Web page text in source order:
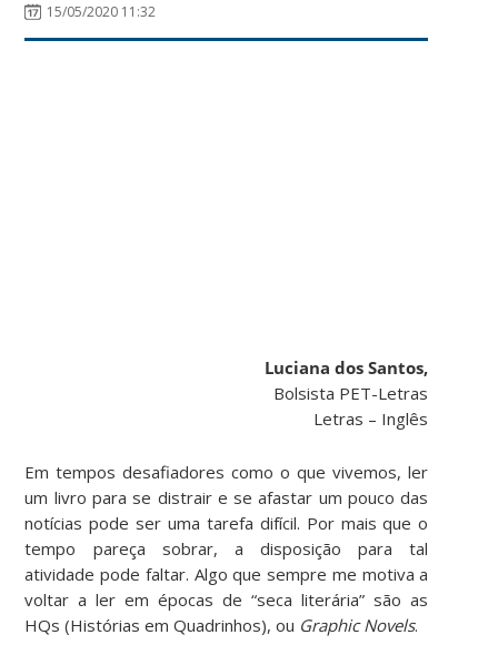
15/05/2020 11:32
Luciana dos Santos,
Bolsista PET-Letras
Letras – Inglês
Em tempos desafiadores como o que vivemos, ler
um livro para se distrair e se afastar um pouco das
notícias pode ser uma tarefa difícil. Por mais que o
tempo pareça sobrar, a disposição para tal
atividade pode faltar. Algo que sempre me motiva a
voltar a ler em épocas de “seca literária” são as
HQs (Histórias em Quadrinhos), ou Graphic Novels.